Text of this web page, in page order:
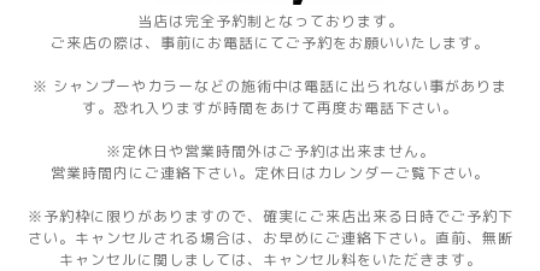
当店は完全予約制となっております。
ご来店の際は、事前にお電話にてご予約をお願いいたします。
※ シャンプーやカラーなどの施術中は電話に出られない事がありま
す。恐れ入りますが時間をあけて再度お電話下さい。
※定休日や営業時間外はご予約は出来ません。
営業時間内にご連絡下さい。定休日はカレンダーご覧下さい。
※予約枠に限りがありますので、確実にご来店出来る日時でご予約下
さい。キャンセルされる場合は、お早めにご連絡下さい。直前、無断
キャンセルに関しましては、キャンセル料をいただきます。